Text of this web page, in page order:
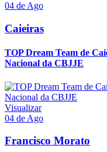
04 de Ago
Caieiras
TOP Dream Team de
Nacional da CBJJE
Visualizar
04 de Ago
Francisco Morato